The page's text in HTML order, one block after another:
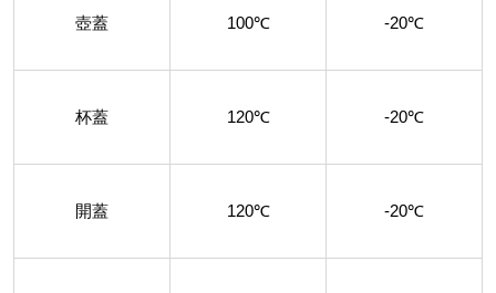
壺蓋 100℃ -20℃
杯蓋 120℃ -20℃
開蓋 120℃ -20℃